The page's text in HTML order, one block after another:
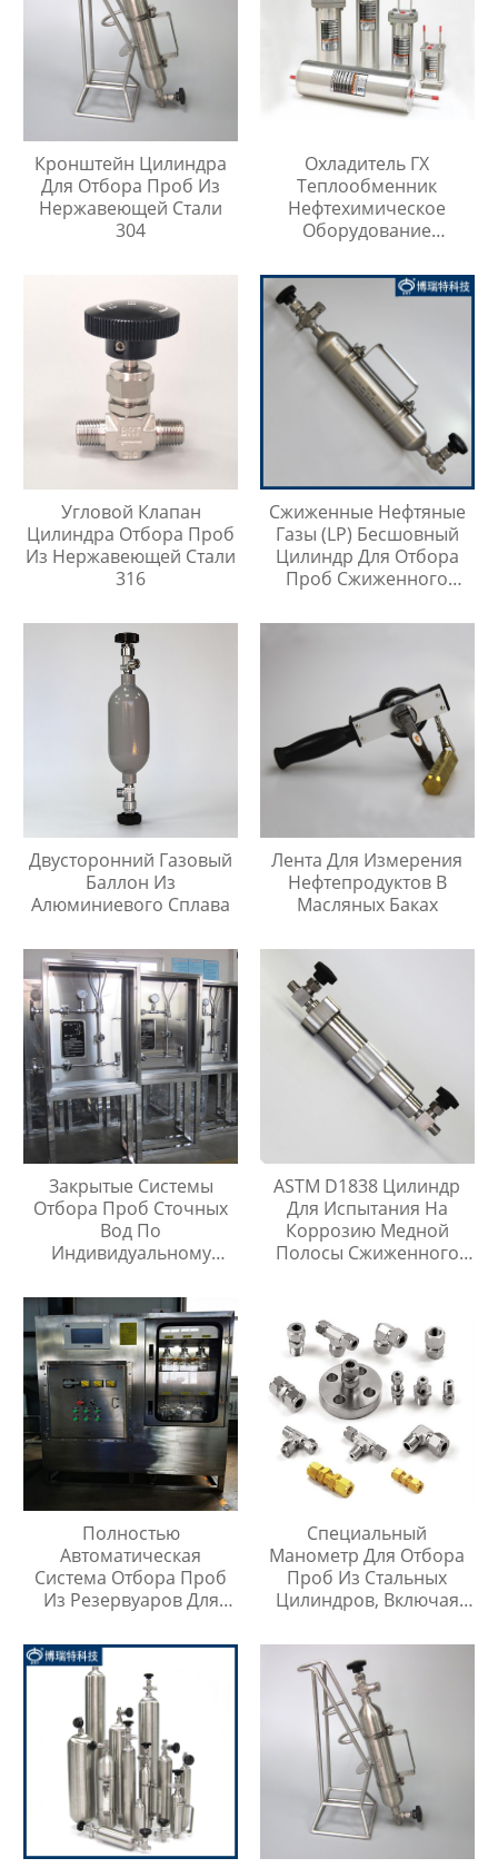
Кронштейн Цилиндра
Для Отбора Проб Из
Нержавеющей Стали
304
Охладитель ГХ
Теплообменник
Нефтехимическое
Оборудование
Угловой Клапан
Цилиндра Отбора Проб
Из Нержавеющей Стали
316
Сжиженные Нефтяные
Газы (LP) Бесшовный
Цилиндр Для Отбора
Проб Сжиженного
Двусторонний Газовый
Баллон Из
Алюминиевого Сплава
Лента Для Измерения
Нефтепродуктов В
Масляных Баках
Закрытые Системы
Отбора Проб Сточных
Вод По
Индивидуальному
ASTM D1838 Цилиндр
Для Испытания На
Коррозию Медной
Полосы Сжиженного
Полностью
Автоматическая
Система Отбора Проб
Из Резервуаров Для
Любой Высоте
Специальный
Манометр Для Отбора
Проб Из Стальных
Цилиндров, Включая
Нержавеющей Стали